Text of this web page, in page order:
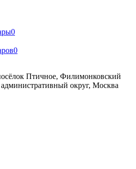
0
0
Птичное, Филимонковский
округ, Москва